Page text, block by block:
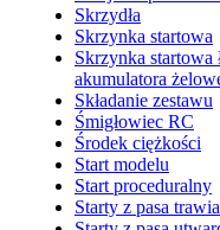
Skrzydła
Skrzynka startowa
Skrzynka
akumulatora
Składanie zestawu
Śmigłowiec RC
Środek ciężkości
Start modelu
Start proceduralny
Starty z pasa